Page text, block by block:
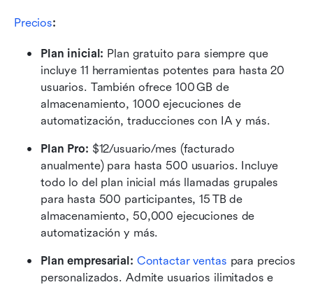
Precios:
Plan inicial: Plan gratuito para siempre que
incluye 11 herramientas potentes para hasta 20
usuarios. También ofrece 100 GB de
almacenamiento, 1000 ejecuciones de
automatización, traducciones con IA y más.
Plan Pro: $12/usuario/mes (facturado
anualmente) para hasta 500 usuarios. Incluye
todo lo del plan inicial más llamadas grupales
para hasta 500 participantes, 15 TB de
almacenamiento, 50,000 ejecuciones de
automatización y más.
Plan empresarial: Contactar ventas para precios
personalizados. Admite usuarios ilimitados e